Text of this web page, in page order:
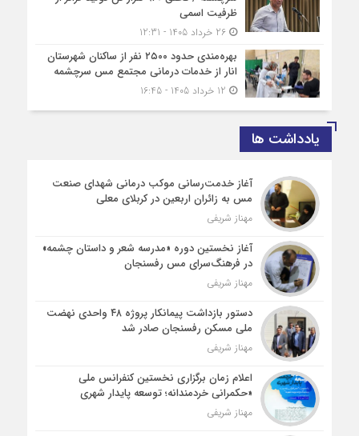
ظرفیت اسمی
26 خرداد 1405 - 12:31
بهره‌مندی حدود ۲۵۰۰‌ نفر از ساکنان شهرستان
انار از خدمات درمانی مجتمع مس سرچشمه
یادداشت ها
آغاز خدمت‌رسانی موکب درمانی شهدای صنعت
مس به زائران اربعین در کربلای معلی
مهناز شریفی
آغاز نخستین دوره «مدرسه شعر و داستان چشمه»
در فرهنگ‌سرای مس رفسنجان
مهناز شریفی
دستور بازداشت پیمانکار پروژه ۴۸ واحدی نهضت
ملی مسکن رفسنجان صادر شد
مهناز شریفی
اعلام زمان برگزاری نخستین کنفرانس ملی
«حکمرانی خردمندانه؛ توسعه پایدار شهری
مهناز شریفی